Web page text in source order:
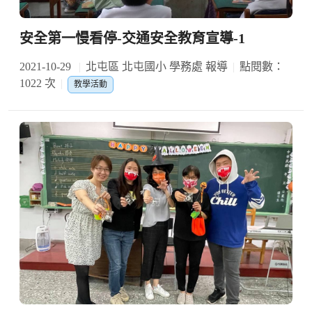
安全第一慢看停-交通安全教育宣導-1
2021-10-29 北屯區 北屯國小 學務處 報導
點閱數：
1022 次
教學活動